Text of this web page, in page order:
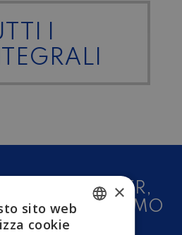
I
DEL CAMPER,
E DEL TURISMO
APERTA?
×
sito web
cookie